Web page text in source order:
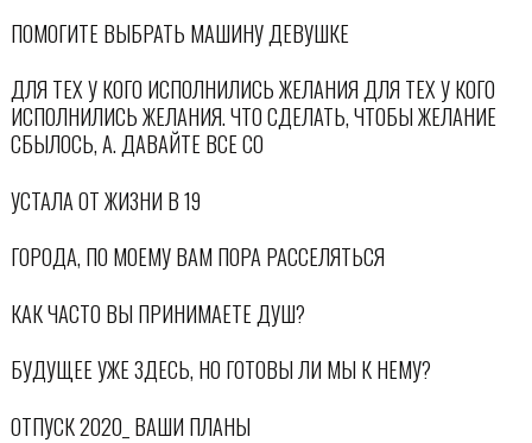
ПОМОГИТЕ ВЫБРАТЬ МАШИНУ ДЕВУШКЕ
ДЛЯ ТЕХ У КОГО ИСПОЛНИЛИСЬ ЖЕЛАНИЯ ДЛЯ ТЕХ У КОГО
ИСПОЛНИЛИСЬ ЖЕЛАНИЯ. ЧТО СДЕЛАТЬ, ЧТОБЫ ЖЕЛАНИЕ
СБЫЛОСЬ, А. ДАВАЙТЕ ВСЕ СО
УСТАЛА ОТ ЖИЗНИ В 19
ГОРОДА, ПО МОЕМУ ВАМ ПОРА РАССЕЛЯТЬСЯ
КАК ЧАСТО ВЫ ПРИНИМАЕТЕ ДУШ?
БУДУЩЕЕ УЖЕ ЗДЕСЬ, НО ГОТОВЫ ЛИ МЫ К НЕМУ?
ОТПУСК 2020_ ВАШИ ПЛАНЫ